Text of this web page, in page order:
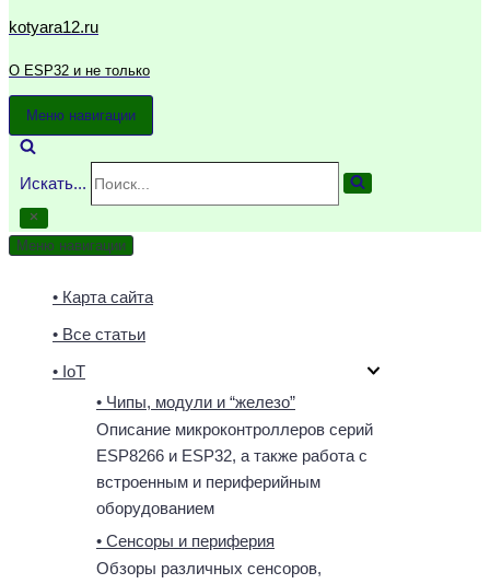
kotyara12.ru
О ESP32 и не только
Меню навигации
Искать...
Меню навигации
• Карта сайта
• Все статьи
• IoT
• Чипы, модули и “железо”
Описание микроконтроллеров серий
ESP8266 и ESP32, а также работа с
встроенным и периферийным
оборудованием
• Сенсоры и периферия
Обзоры различных сенсоров,